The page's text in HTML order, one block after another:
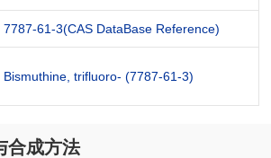
7787-61-3(CAS DataBase Reference)
Bismuthine, trifluoro- (7787-61-3)
合成方法